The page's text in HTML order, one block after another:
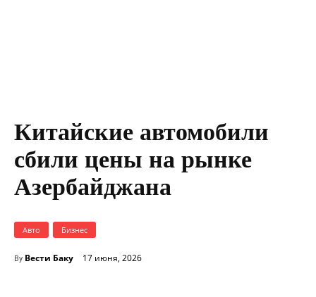
Китайские автомобили
сбили цены на рынке
Азербайджана
Авто Бизнес
By Вести Баку 17 июня, 2026